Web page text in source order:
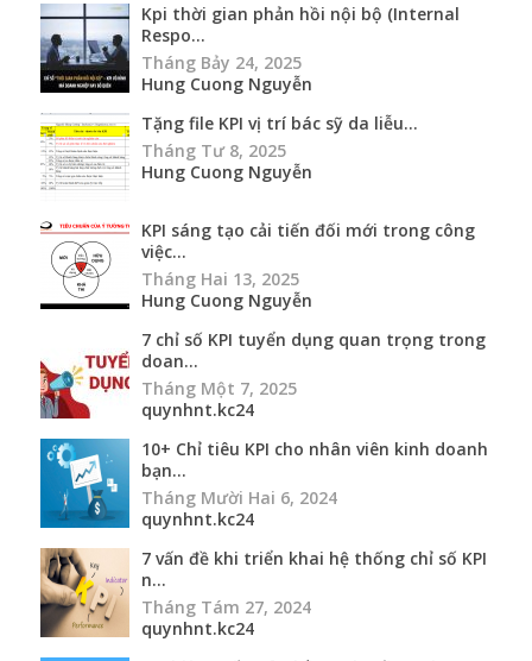
Kpi thời gian phản hồi nội bộ (Internal
Respo...
Tháng Bảy 24, 2025
Hung Cuong Nguyễn
Tặng file KPI vị trí bác sỹ da liễu...
Tháng Tư 8, 2025
Hung Cuong Nguyễn
KPI sáng tạo cải tiến đối mới trong công
việc...
Tháng Hai 13, 2025
Hung Cuong Nguyễn
7 chỉ số KPI tuyển dụng quan trọng trong
doan...
Tháng Một 7, 2025
quynhnt.kc24
10+ Chỉ tiêu KPI cho nhân viên kinh doanh
bạn...
Tháng Mười Hai 6, 2024
quynhnt.kc24
7 vấn đề khi triển khai hệ thống chỉ số KPI
n...
Tháng Tám 27, 2024
quynhnt.kc24